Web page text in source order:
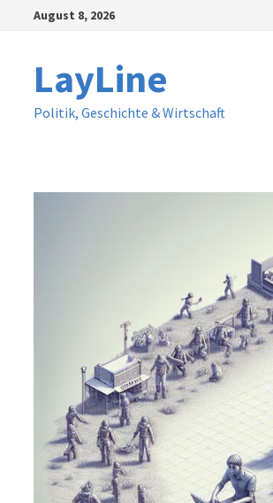
August 8, 2026
LayLine
Politik, Geschichte & Wirtschaft